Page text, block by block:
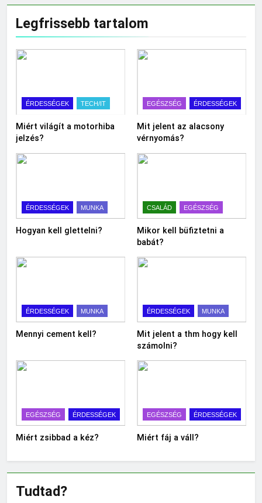
Legfrissebb tartalom
ÉRDESSÉGEK TECH/IT
Miért világít a motorhiba
jelzés?
EGÉSZSÉG ÉRDESSÉGEK
Mit jelent az alacsony
vérnyomás?
ÉRDESSÉGEK MUNKA
Hogyan kell glettelni?
CSALÁD EGÉSZSÉG
Mikor kell büfiztetni a
babát?
ÉRDESSÉGEK MUNKA
Mennyi cement kell?
ÉRDESSÉGEK MUNKA
Mit jelent a thm hogy kell
számolni?
EGÉSZSÉG ÉRDESSÉGEK
Miért zsibbad a kéz?
EGÉSZSÉG ÉRDESSÉGEK
Miért fáj a váll?
Tudtad?